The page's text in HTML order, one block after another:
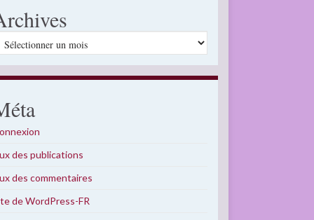
des publications
des commentaires
de WordPress-FR